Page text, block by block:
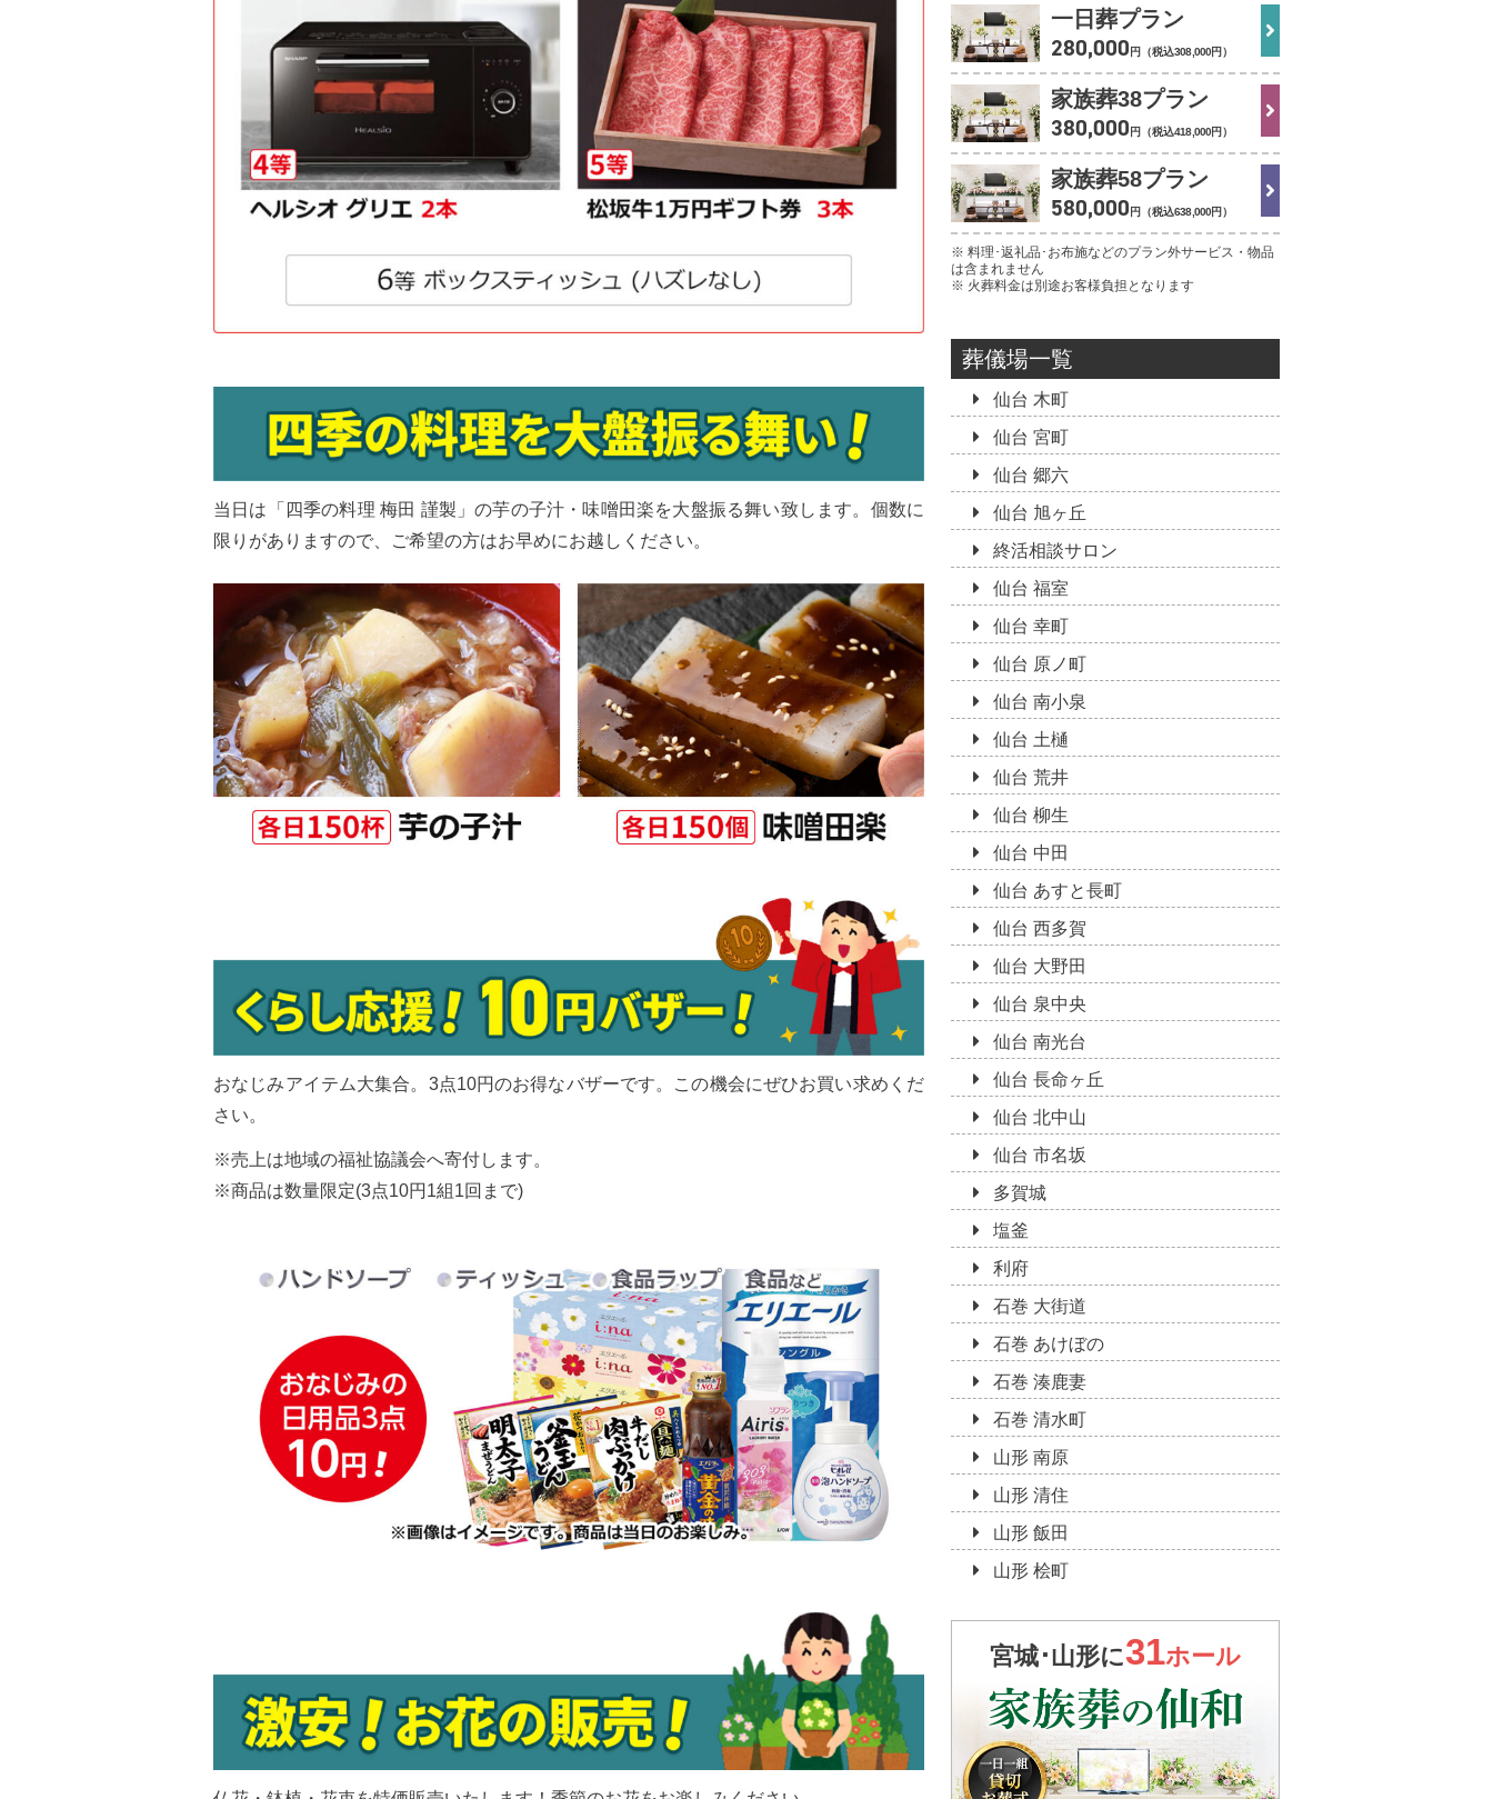
当日は「四季の料理 梅田 謹製」の芋の子汁・味噌田楽を大盤振る舞い致します。個数に
限りがありますので、ご希望の方はお早めにお越しください。
おなじみアイテム大集合。3点10円のお得なバザーです。この機会にぜひお買い求めくだ
さい。
※売上は地域の福祉協議会へ寄付します。
※商品は数量限定(3点10円1組1回まで)
一日葬プラン
280,000 円（税込308,000円 ）
家族葬38プラン
380,000 円（税込418,000円 ）
家族葬58プラン
580,000 円（税込638,000円 ）
※ 料理･返礼品･お布施などのプラン外サービス・物品
は含まれません
※ 火葬料金は別途お客様負担となります
葬儀場一覧
仙台 木町
仙台 宮町
仙台 郷六
仙台 旭ヶ丘
終活相談サロン
仙台 福室
仙台 幸町
仙台 原ノ町
仙台 南小泉
仙台 土樋
仙台 荒井
仙台 柳生
仙台 中田
仙台 あすと長町
仙台 西多賀
仙台 大野田
仙台 泉中央
仙台 南光台
仙台 長命ヶ丘
仙台 北中山
仙台 市名坂
多賀城
塩釜
利府
石巻 大街道
石巻 あけぼの
石巻 湊鹿妻
石巻 清水町
山形 南原
山形 清住
山形 飯田
山形 桧町
宮城･山形に31ホール